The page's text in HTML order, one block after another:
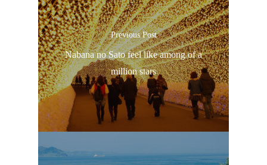
Previous Post
Nabana no Sato feel like among of a
million stars